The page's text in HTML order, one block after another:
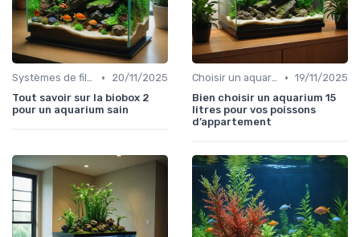
Systèmes de filtration •
20/11/2025
Tout savoir sur la biobox 2
pour un aquarium sain
Choisir un aquarium • 19/11/2025
Bien choisir un aquarium 15
litres pour vos poissons
d’appartement